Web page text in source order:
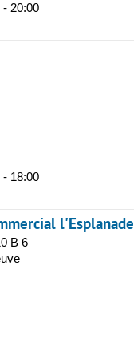
- 20:00
- 18:00
l'Esplanade
B 6